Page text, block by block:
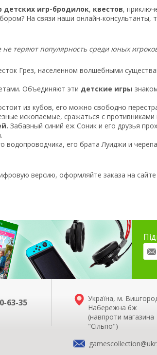
игр-бродилок, квестов,
На связи наши онлайн-
теряют популярность среди юных
Грез, населенном волшебными
Объединяют эти детские игры
из кубов, его можно свободно
ископаемые, сражаться с
Забавный синий еж Соник и его друзья
водопроводчика, его брата Луиджи и
версию, оформляйте заказа на
63-35
Україна, м.
Набережна 6ж
(навпроти магазина
"Сільпо")